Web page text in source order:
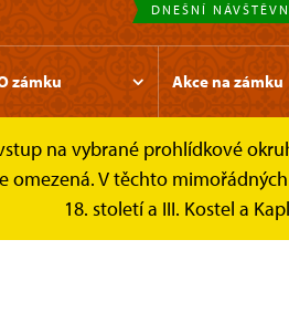
DNEŠNÍ
zámku Akce na zámku
na vybrané prohlídkové
V těchto
18. století a III. Kostel a